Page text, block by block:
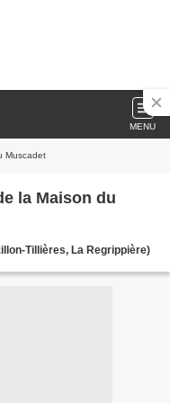
MENU
Muscadet
la Maison du
Tillières, La Regrippière)